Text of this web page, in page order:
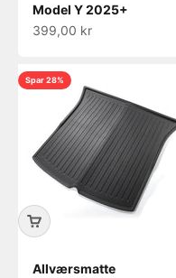
Model Y 2025+
Salgspris
399,00 kr
Spar 28%
Allværsmatte